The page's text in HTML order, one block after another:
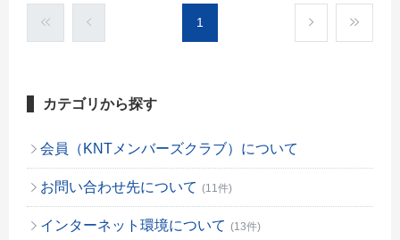
1
カテゴリから探す
会員（KNTメンバーズクラブ）について
お問い合わせ先について (11件)
インターネット環境について (13件)